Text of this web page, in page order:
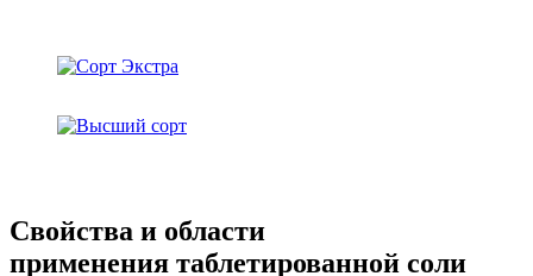
Свойства и области
применения таблетированной соли